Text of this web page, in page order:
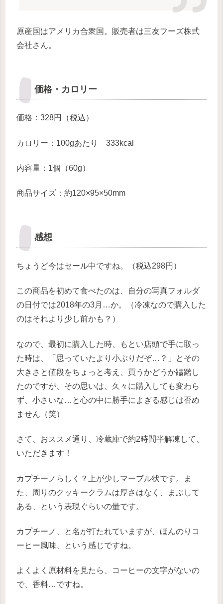
原産国はアメリカ合衆国。販売者は三友フーズ株式
会社さん。
価格・カロリー
価格：328円（税込）
カロリー：100gあたり 333kcal
内容量：1個（60g）
商品サイズ：約120×95×50mm
感想
ちょうど今はセール中ですね。（税込298円）
この商品を初めて食べたのは、自分の写真フォルダ
の日付では2018年の3月…か。（冷凍なので購入した
のはそれより少し前かも？）
なので、最初に購入した時、もとい店頭で手に取っ
た時は、「思っていたより小ぶりだぞ…？」とその
大きさと値段をちょっと考え、買うかどうか躊躇し
たのですが、その思いは、久々に購入しても変わら
ず、小さいな…と心の中に勝手によぎる感じは否め
ません（笑）
さて、おススメ通り、冷蔵庫で約2時間半解凍して、
いただきます！
カプチーノらしく？上が少しマーブル状です。ま
た、周りのクッキークラムは厚さはなく、まぶして
ある、という表現ぐらいの量です。
カプチーノ、と名が打たれていますが、ほんのりコ
ーヒー風味、という感じですね。
よくよく原材料を見たら、コーヒーの文字がないの
で、香料…ですね。